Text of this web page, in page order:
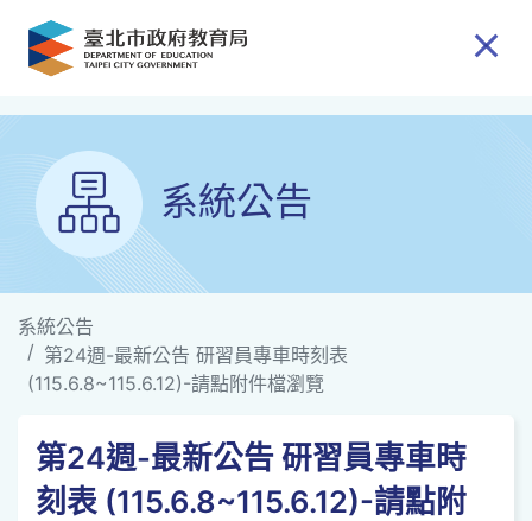
跳到主要內容
系統公告
系統公告
第24週-最新公告 研習員專車時刻表
(115.6.8~115.6.12)-請點附件檔瀏覽
第24週-最新公告 研習員專車時
刻表 (115.6.8~115.6.12)-請點附